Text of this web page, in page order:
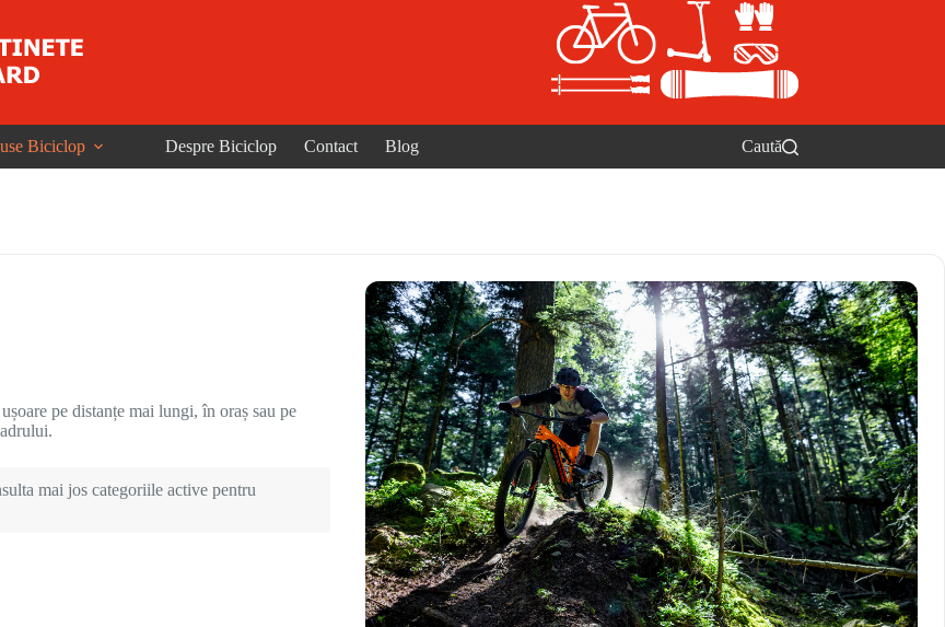
Biciclop Despre Biciclop Contact Blog Caută
pe distanțe mai lungi, în oraș sau pe
mai jos categoriile active pentru